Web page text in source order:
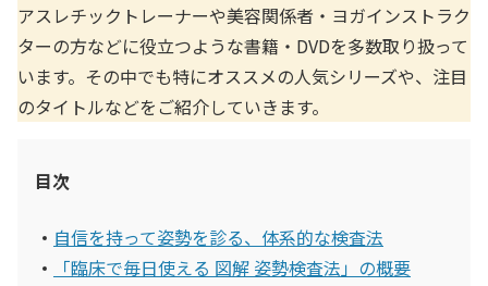
アスレチックトレーナーや美容関係者・ヨガインストラク
ターの方などに役立つような書籍・DVDを多数取り扱って
います。その中でも特にオススメの人気シリーズや、注目
のタイトルなどをご紹介していきます。
目次
自信を持って姿勢を診る、体系的な検査法
「臨床で毎日使える 図解 姿勢検査法」の概要